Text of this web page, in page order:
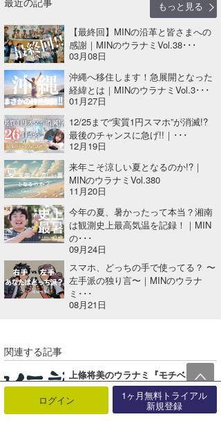
もっと見る
【最終回】MINの沿革と皆さまへの
感謝｜MINのウラナミVol.38･･･
03月08日
沖縄へ移住します！急展開となった
経緯とは｜MINのウラナミVol.3･･･
01月27日
12/25まで“実質1円スマホ”が消滅!?
最後のチャンスに急げ!!｜･･･
12月19日
来年こそ涼しい夏となるのか!?｜
MINのウラナミVol.380
11月20日
今年の夏、暑かったって本当？湘南
は観測史上最高気温を記録！｜MIN
の･･･
09月24日
スマホ、どっちの手で使ってる？ 〜
左手派の独り言〜｜MINのウラナ
ミ･･･
08月21日
関連する記事
上條将美のウラナミ『モチベーション』
2018年08月28日
ログイン 1ヶ月無料トライアル
新規登録